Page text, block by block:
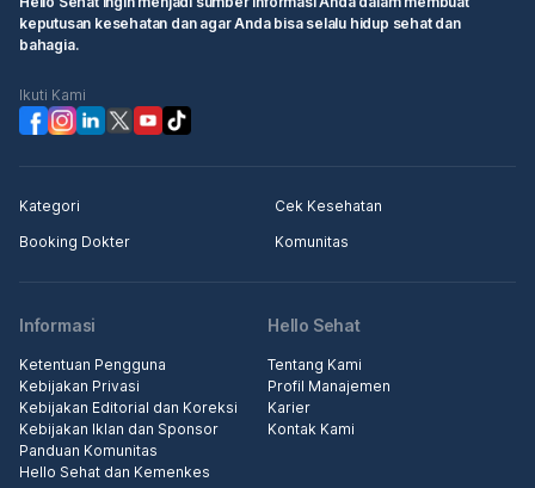
keputusan kesehatan dan agar Anda bisa selalu hidup sehat dan
bahagia.
Ikuti Kami
Kategori
Cek Kesehatan
Booking Dokter
Komunitas
Informasi
Ketentuan Pengguna
Kebijakan Privasi
Kebijakan Editorial dan Koreksi
Kebijakan Iklan dan Sponsor
Panduan Komunitas
Hello Sehat dan Kemenkes
Hello Sehat
Tentang Kami
Profil Manajemen
Karier
Kontak Kami